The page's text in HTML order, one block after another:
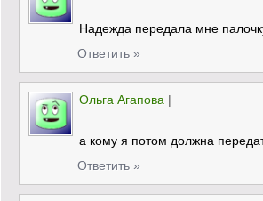
Надежда передала мне
Ответить »
Ольга Агапова |
а кому я потом должна
Ответить »